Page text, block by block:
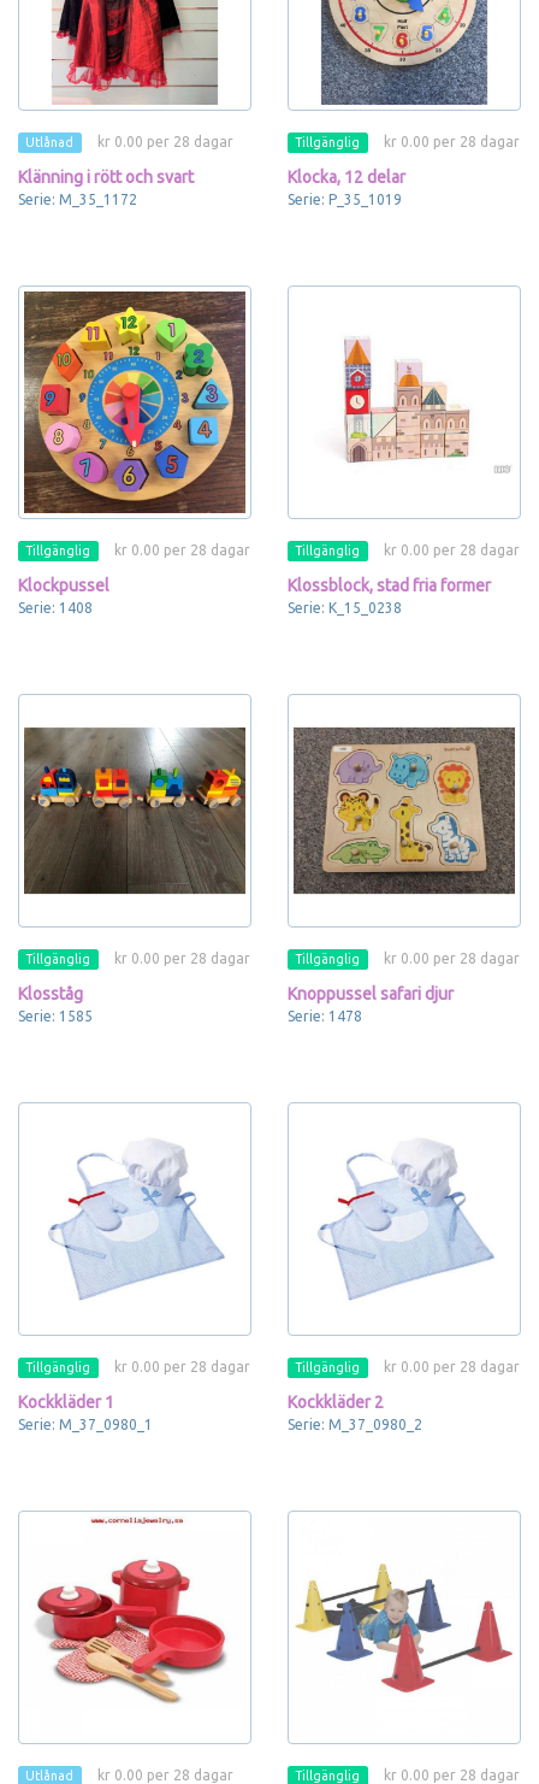
Utlånad kr 0.00 per 28 dagar
Klänning i rött och svart
Serie: M_35_1172
Tillgänglig kr 0.00 per 28 dagar
Klocka, 12 delar
Serie: P_35_1019
Tillgänglig kr 0.00 per 28 dagar
Klockpussel
Serie: 1408
Tillgänglig kr 0.00 per 28 dagar
Klossblock, stad fria former
Serie: K_15_0238
Tillgänglig kr 0.00 per 28 dagar
Klosståg
Serie: 1585
Tillgänglig kr 0.00 per 28 dagar
Knoppussel safari djur
Serie: 1478
Tillgänglig kr 0.00 per 28 dagar
Kockkläder 1
Serie: M_37_0980_1
Tillgänglig kr 0.00 per 28 dagar
Kockkläder 2
Serie: M_37_0980_2
Utlånad kr 0.00 per 28 dagar Tillgänglig kr 0.00 per 28 dagar